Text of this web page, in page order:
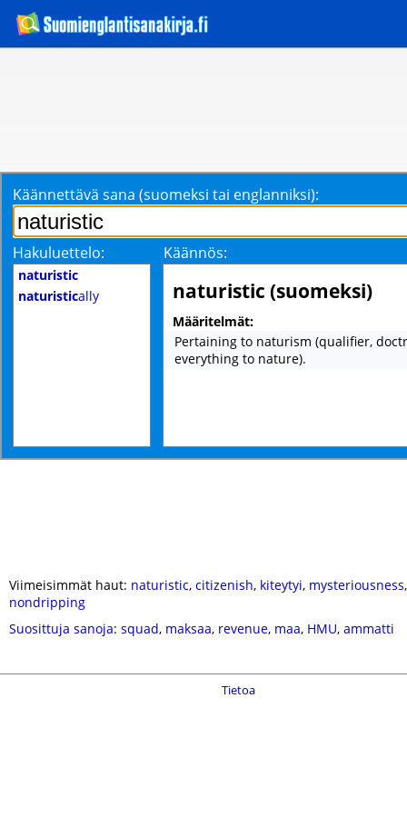
Käännettävä sana (suomeksi tai englanniksi):
Hakuluettelo: Käännös:
naturistic
naturistically naturistic (suomeksi)
Määritelmät:
Pertaining to naturism (qualifier,
everything to nature).
Viimeisimmät haut: naturistic, citizenish, kiteytyi, mysteriousness
nondripping
Suosittuja sanoja: squad, maksaa, revenue, maa, HMU, ammatti
Tietoa